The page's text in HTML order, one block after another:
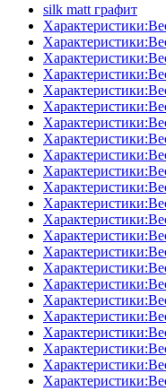
silk matt графит